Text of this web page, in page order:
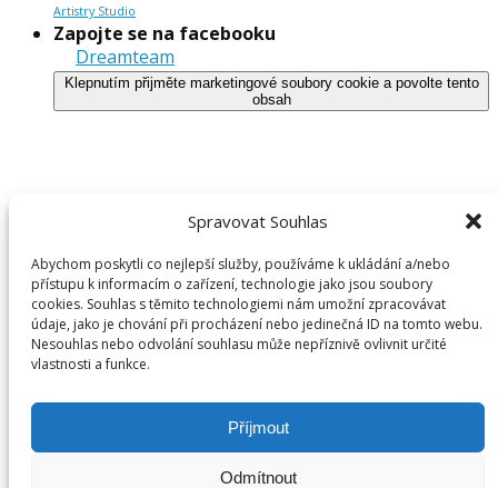
Spravovat Souhlas
Abychom poskytli co nejlepší služby, používáme k ukládání a/nebo
přístupu k informacím o zařízení, technologie jako jsou soubory
cookies. Souhlas s těmito technologiemi nám umožní zpracovávat
údaje, jako je chování při procházení nebo jedinečná ID na tomto webu.
Nesouhlas nebo odvolání souhlasu může nepříznivě ovlivnit určité
vlastnosti a funkce.
Příjmout
Odmítnout
Artistry Studio
Zapojte se na facebooku
Dreamteam
Klepnutím přijměte marketingové soubory cookie a povolte tento
obsah
Archivy